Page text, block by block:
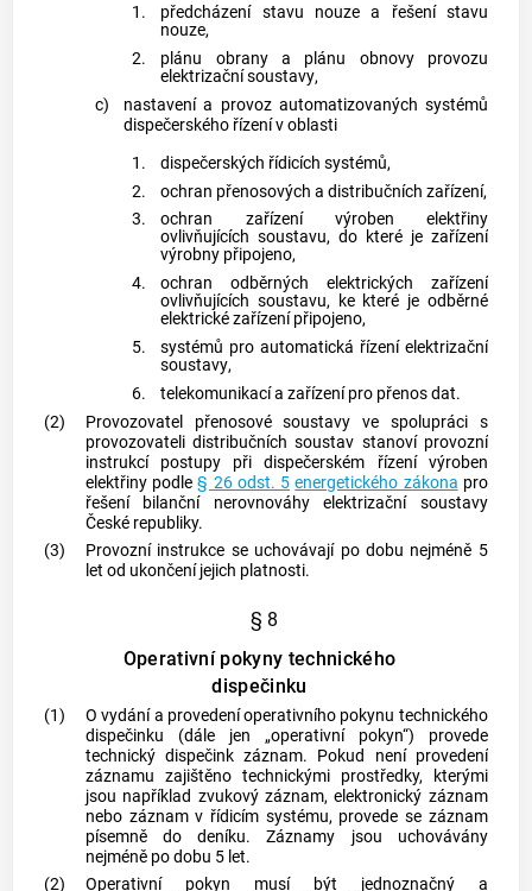
1.
předcházení stavu nouze a řešení stavu
nouze,
2.
plánu obrany a plánu obnovy provozu
elektrizační soustavy,
c)
nastavení a provoz automatizovaných systémů
dispečerského řízení v oblasti
1.
dispečerských řídicích systémů,
2.
ochran přenosových a distribučních zařízení,
3.
ochran zařízení výroben elektřiny
ovlivňujících soustavu, do které je zařízení
výrobny připojeno,
4.
ochran odběrných elektrických zařízení
ovlivňujících soustavu, ke které je odběrné
elektrické zařízení připojeno,
5.
systémů pro automatická řízení elektrizační
soustavy,
6.
telekomunikací a zařízení pro přenos dat.
(2)
Provozovatel přenosové soustavy ve spolupráci s
provozovatelidistribučních soustav stanoví provozní
instrukcí postupy při dispečerském řízení výroben
elektřinypodle§ 26 odst. 5 energetického zákona pro
řešení bilanční nerovnováhyelektrizační soustavy
České republiky.
(3)
Provozní instrukce se uchovávají po dobu nejméně 5
let od ukončení jejich platnosti.
§ 8
Operativní pokyny technického
dispečinku
(1)
O vydání a provedení operativního pokynu technického
dispečinku (dále jen „operativní pokyn“) provede
technický dispečink záznam. Pokud není provedení
záznamu zajištěno technickými prostředky, kterými
jsou například zvukový záznam, elektronický záznam
nebo záznam v řídicím systému, provede se záznam
písemně do deníku. Záznamy jsou uchovávány
nejméně po dobu 5 let.
(2)
Operativní pokyn musí být jednoznačný a